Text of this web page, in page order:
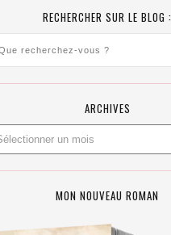
RECHERCHER SUR LE BLOG :
ARCHIVES
MON NOUVEAU ROMAN